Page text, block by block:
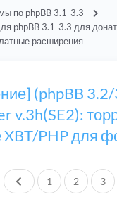
по phpBB 3.1-3.3
phpBB 3.1-3.3 для
расширения
(phpBB 3.2/
v.3h(SE2):
XBT/PHP для
Пред.1 2 3